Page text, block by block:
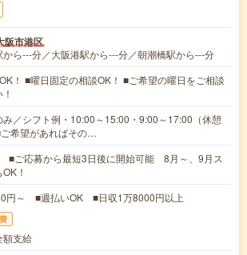
阪市港区
から---分／大阪港駅から---分／朝潮橋駅から---分
！ ■曜日固定の相談OK！ ■ご希望の曜日をご相談
み／シフト例・10:00～15:00・9:00～17:00（休憩
希望があればその…
■ご応募から最短3日後に開始可能 8月～、9月ス
！
円～ ■週払いOK ■日収1万8000円以上
額支給